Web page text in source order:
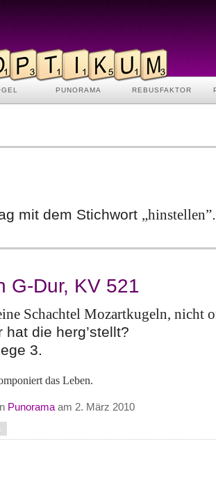
PUNORAMA REBUSFAKTOR
mit dem Stichwort „hinstellen”.
G-Dur, KV 521
Schachtel Mozartkugeln, nicht
hat die herg’stellt?
3.
das Leben.
Punorama am 2. März 2010